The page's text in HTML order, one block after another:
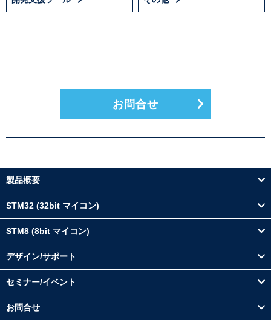
お問合せ
製品概要
STM32 (32bit マイコン)
STM8 (8bit マイコン)
デザイン/サポート
セミナー/イベント
お問合せ